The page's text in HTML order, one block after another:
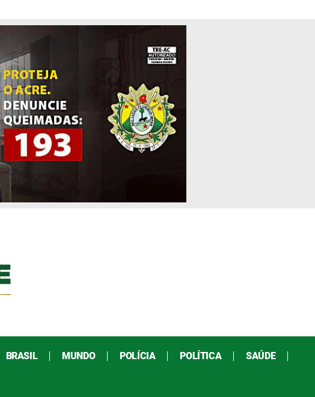
BRASIL MUNDO POLÍCIA POLÍTICA SAÚDE